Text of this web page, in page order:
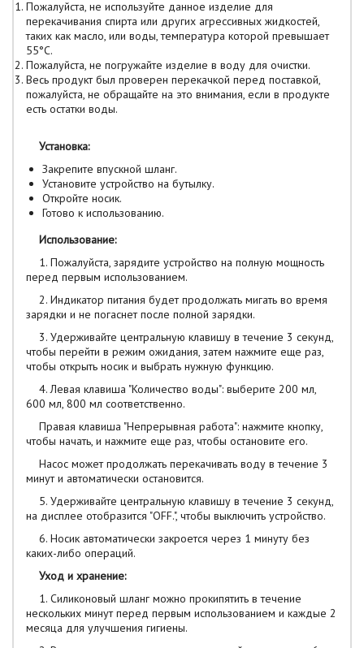
Пожалуйста, не используйте данное изделие для
перекачивания спирта или других агрессивных жидкостей,
таких как масло, или воды, температура которой превышает
55°C.
Пожалуйста, не погружайте изделие в воду для очистки.
Весь продукт был проверен перекачкой перед поставкой,
пожалуйста, не обращайте на это внимания, если в продукте
есть остатки воды.
Установка:
Закрепите впускной шланг.
Установите устройство на бутылку.
Откройте носик.
Готово к использованию.
Использование:
1. Пожалуйста, зарядите устройство на полную мощность
перед первым использованием.
2. Индикатор питания будет продолжать мигать во время
зарядки и не погаснет после полной зарядки.
3. Удерживайте центральную клавишу в течение 3 секунд,
чтобы перейти в режим ожидания, затем нажмите еще раз,
чтобы открыть носик и выбрать нужную функцию.
4. Левая клавиша "Количество воды": выберите 200 мл,
600 мл, 800 мл соответственно.
Правая клавиша "Непрерывная работа": нажмите кнопку,
чтобы начать, и нажмите еще раз, чтобы остановите его.
Насос может продолжать перекачивать воду в течение 3
минут и автоматически остановится.
5. Удерживайте центральную клавишу в течение 3 секунд,
на дисплее отобразится "OFF.", чтобы выключить устройство.
6. Носик автоматически закроется через 1 минуту без
каких-либо операций.
Уход и хранение:
1. Силиконовый шланг можно прокипятить в течение
нескольких минут перед первым использованием и каждые 2
месяца для улучшения гигиены.